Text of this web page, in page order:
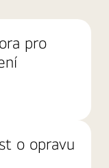
pro
o opravu